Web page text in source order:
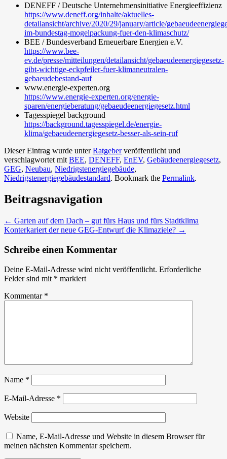
DENEFF / Deutsche Unternehmensinitiative Energieeffizienz
https://www.deneff.org/inhalte/aktuelles-
detailansicht/archive/2020/29/january/article/
im-bundestag-mogelpackung-fuer-den-klimaschutz/
BEE / Bundesverband Erneuerbare Energien e.V.
https://www.bee-
ev.de/presse/mitteilungen/detailansicht/gebaeudeenergiegesetz-
gibt-wichtige-eckpfeiler-fuer-klimaneutralen-
gebaeudebestand-auf
www.energie-experten.org
https://www.energie-experten.org/energie-
sparen/energieberatung/gebaeudeenergiegesetz.html
Tagesspiegel background
https://background.tagesspiegel.de/energie-
klima/gebaeudeenergiegesetz-besser-als-sein-ruf
Dieser Eintrag wurde unterRatgeberveröffentlicht und
verschlagwortet mit BEE, DENEFF, EnEV, Gebäudeenergiegesetz,
GEG, Neubau, Niedrigstenergiegebäude,
Niedrigstenergiegebäudestandard. Bookmark the Permalink.
Beitragsnavigation
← Garten auf dem Dach – gut fürs Haus und fürs Stadtklima
Konterkariert der neue GEG-Entwurf die Klimaziele? →
Schreibe einen Kommentar
Deine E-Mail-Adresse wird nicht veröffentlicht. Erforderliche
Felder sind mit * markiert
Kommentar *
Name *
E-Mail-Adresse *
Website
Name, E-Mail-Adresse und Website in diesem Browser für
meinen nächsten Kommentar speichern.